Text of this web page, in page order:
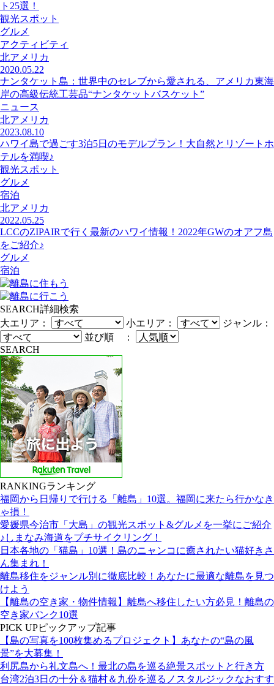
ト25選！
観光スポット
グルメ
アクティビティ
北アメリカ
2020.05.22
ナンタケット島：世界中のセレブから愛される、アメリカ東海
岸の高級伝統工芸品“ナンタケットバスケット”
ニュース
北アメリカ
2023.08.10
ハワイ島で過ごす3泊5日のモデルプラン！大自然とリゾートホ
テルを満喫♪
観光スポット
グルメ
宿泊
北アメリカ
2022.05.25
LCCのZIPAIRで行く最新のハワイ情報！2022年GWのオアフ島
をご紹介♪
グルメ
宿泊
SEARCH詳細検索
大エリア：
小エリア：
ジャンル：
並び順 ：
SEARCH
RANKINGランキング
福岡から日帰りで行ける「離島」10選。福岡に来たら行かなき
ゃ損！
愛媛県今治市「大島」の観光スポット&グルメを一挙にご紹介
♪しまなみ海道をプチサイクリング！
日本各地の「猫島」10選！島のニャンコに癒されたい猫好きさ
ん集まれ！
離島移住をジャンル別に徹底比較！あなたに最適な離島を見つ
けよう
【離島の空き家・物件情報】離島へ移住したい方必見！離島の
空き家バンク10選
PICK UPピックアップ記事
【島の写真を100枚集めるプロジェクト】あなたの“島の風
景”を大募集！
利尻島から礼文島へ！最北の島を巡る絶景スポットと行き方
台湾2泊3日の十分＆猫村＆九份を巡るノスタルジックなおすす